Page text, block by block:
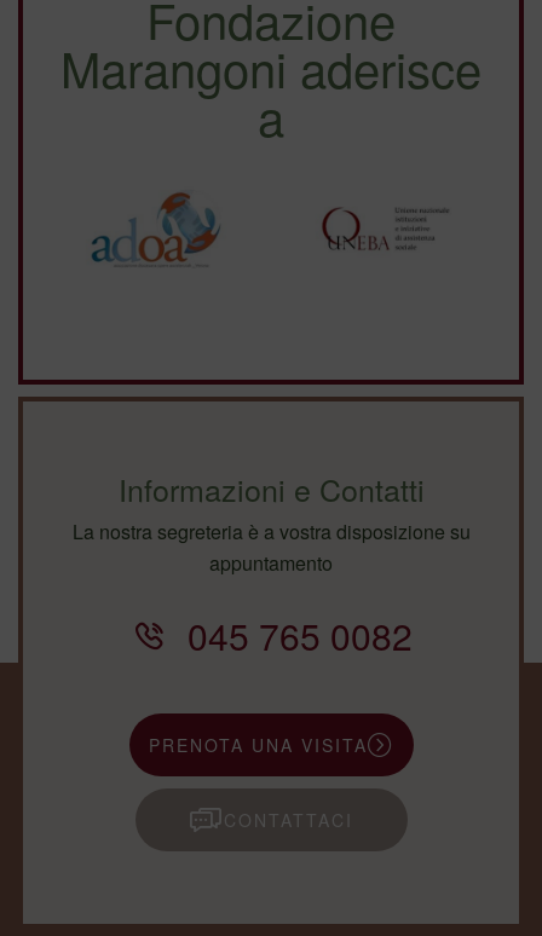
Fondazione
Marangoni aderisce
a
Informazioni e Contatti
La nostra segreteria è a vostra disposizione su
appuntamento
045 765 0082
PRENOTA UNA VISITA
CONTATTACI